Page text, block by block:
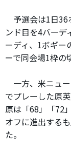
予選会は1日36
ンド目を4バー
ーディ、1ボギー
ーで同会場1枠の
一方、米ニュー
でプレーした原
原は「68」「72
オフに進出する
た。